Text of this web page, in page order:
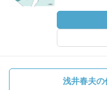
浅井春夫の